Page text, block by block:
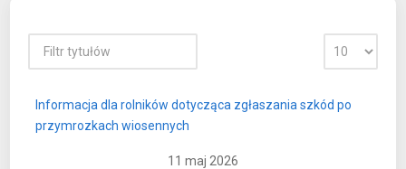
Informacja dla rolników dotycząca zgłaszania szkód po
przymrozkach wiosennych
11 maj 2026